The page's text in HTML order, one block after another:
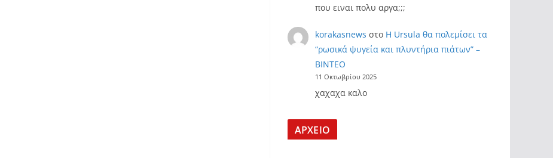
που ειναι πολυ αργα;;;
korakasnews στο Η Ursula θα πολεμίσει τα
“ρωσικά ψυγεία και πλυντήρια πιάτων” –
ΒΙΝΤΕΟ
11 Οκτωβρίου 2025
χαχαχα καλο
ΑΡΧΕΙΟ